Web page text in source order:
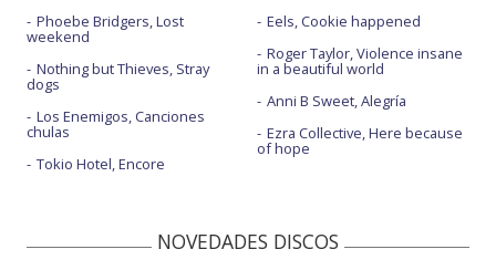
Phoebe Bridgers, Lost
weekend
Nothing but Thieves, Stray
dogs
Los Enemigos, Canciones
chulas
Tokio Hotel, Encore
Eels, Cookie happened
Roger Taylor, Violence insane
in a beautiful world
Anni B Sweet, Alegría
Ezra Collective, Here because
of hope
NOVEDADES DISCOS